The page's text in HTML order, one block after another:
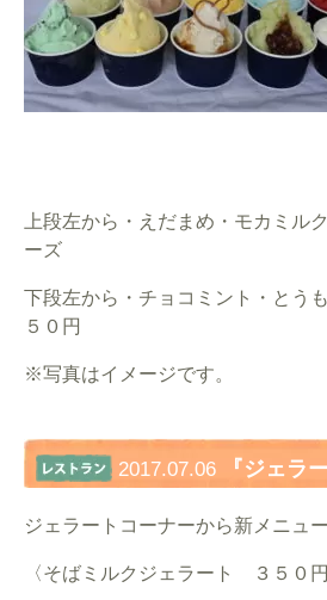
上段左から・えだまめ・モカミル
ーズ
下段左から・チョコミント・とう
５０円
※写真はイメージです。
2017.07.06 『ジェラ
ジェラートコーナーから新メニュ
〈そばミルクジェラート ３５０円